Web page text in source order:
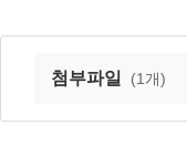
첨부파일 (1개)